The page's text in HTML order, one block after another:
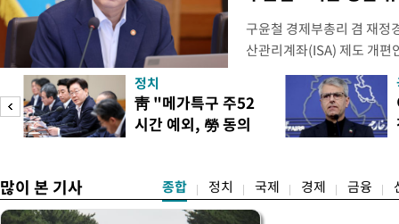
구윤철 경제부총리 겸 재
산관리계좌(ISA) 제도 개편
다"며 "국민 의견까지 수
토할 예정"이라고 밝혔다.
셜미디어(SNS) 엑스(X·옛
개편안은 지난 4일부터 오
정치
靑 "메가특구 주52
시간 예외, 勞 동의
많이 본 기사 종합 정치 국제 경제 금융